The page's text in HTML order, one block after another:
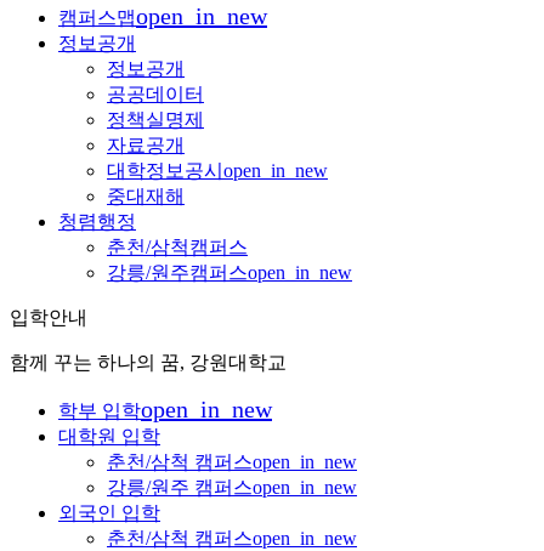
캠퍼스맵open_in_new
정보공개
정보공개
공공데이터
정책실명제
자료공개
대학정보공시 open_in_new
중대재해
청렴행정
춘천/삼척캠퍼스
강릉/원주캠퍼스open_in_new
입학안내
함께 꾸는 하나의 꿈, 강원대학교
학부 입학open_in_new
대학원 입학
춘천/삼척 캠퍼스open_in_new
강릉/원주 캠퍼스open_in_new
외국인 입학
춘천/삼척 캠퍼스open_in_new